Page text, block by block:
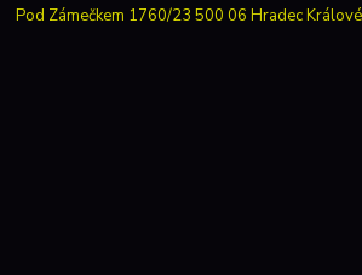
Pod Zámečkem 1760/23 500 06 Hradec Králové